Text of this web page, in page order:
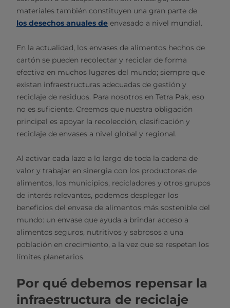
materiales también constituyen una gran parte de
los desechos anuales de envasado a nivel mundial.
En la actualidad, los envases de alimentos hechos de
cartón se pueden recolectar y reciclar de forma
efectiva en muchos lugares del mundo; siempre que
existan infraestructuras adecuadas de gestión y
reciclaje de residuos. Para nosotros en Tetra Pak, eso
no es suficiente. Creemos que nuestra obligación
principal es apoyar la recolección, clasificación y
reciclaje de envases a nivel global y regional.
Al activar cada lazo a lo largo de toda la cadena de
valor y trabajar en sinergia con los productores de
alimentos, los municipios, recicladores y otros grupos
de interés relevantes, podemos desplegar los
beneficios del envase de alimentos más sostenible del
mundo: un envase que ayuda a brindar acceso a
alimentos seguros, nutritivos y sabrosos a una
población en crecimiento, a la vez que se respetan los
límites planetarios.
Por qué debemos repensar la
infraestructura de reciclaje